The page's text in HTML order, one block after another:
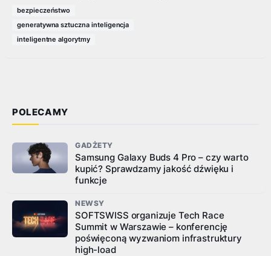
font, który ukrywa oryginalne słowa
przed botami AI. Dla ludzi tekst
sztucznej inteligencji…
bezpieczeństwo
generatywna sztuczna inteligencja
inteligentne algorytmy
POLECAMY
GADŻETY
Samsung Galaxy Buds 4 Pro – czy warto
kupić? Sprawdzamy jakość dźwięku i
funkcje
NEWSY
SOFTSWISS organizuje Tech Race
Summit w Warszawie – konferencję
poświęconą wyzwaniom infrastruktury
high-load